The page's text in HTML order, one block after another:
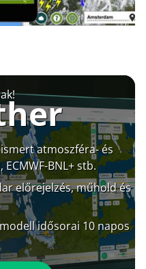
atmoszféra- és
BNL+ stb.
előrejelzés, műhold és
idősorai 10 napos